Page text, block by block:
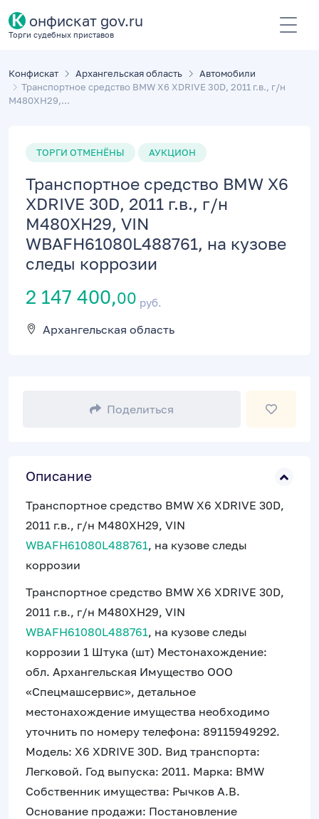
К онфискат gov.ru
Торги судебных приставов
Конфискат Архангельская область
Автомобили
Транспортное средство BMW X6 XDRIVE 30D, 2011 г.в., г/н
М480ХН29,...
ТОРГИ ОТМЕНЁНЫ АУКЦИОН
Транспортное средство BMW X6
XDRIVE 30D, 2011 г.в., г/н
М480ХН29, VIN
WBAFH61080L488761, на кузове
следы коррозии
2 147 400,00 руб.
Архангельская область
Поделиться
Описание
Транспортное средство BMW X6 XDRIVE 30D,
2011 г.в., г/н М480ХН29, VIN
WBAFH61080L488761, на кузове следы
коррозии
Транспортное средство BMW X6 XDRIVE 30D,
2011 г.в., г/н М480ХН29, VIN
WBAFH61080L488761, на кузове следы
коррозии 1 Штука (шт) Местонахождение:
обл. Архангельская Имущество ООО
«Спецмашсервис», детальное
местонахождение имущества необходимо
уточнить по номеру телефона: 89115949292.
Модель: X6 XDRIVE 30D. Вид транспорта:
Легковой. Год выпуска: 2011. Марка: BMW
Собственник имущества: Рычков А.В.
Основание продажи: Постановление